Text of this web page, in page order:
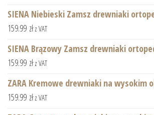
SIENA Niebieski Zamsz drewniaki
159.99 zł z VAT
SIENA Brązowy Zamsz drewniaki
159.99 zł z VAT
ZARA Kremowe drewniaki na wysokim
159.99 zł z VAT